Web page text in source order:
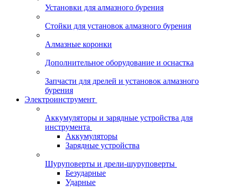
Установки для алмазного бурения
Стойки для установок алмазного бурения
Алмазные коронки
Дополнительное оборудование и оснастка
Запчасти для дрелей и установок алмазного
бурения
Электроинструмент
Аккумуляторы и зарядные устройства для
инструмента
Аккумуляторы
Зарядные устройства
Шуруповерты и дрели-шуруповерты
Безударные
Ударные